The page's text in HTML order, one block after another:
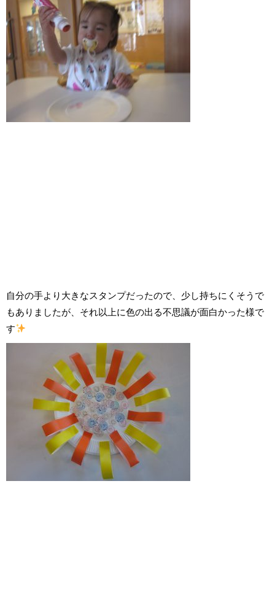
自分の手より大きなスタンプだったので、少し持ちにくそうで
もありましたが、それ以上に色の出る不思議が面白かった様で
す